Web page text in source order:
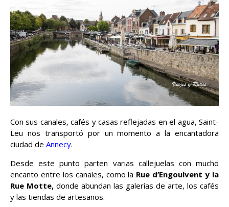
Con sus canales, cafés y casas reflejadas en el agua, Saint-
Leu nos transportó por un momento a la encantadora
ciudad de Annecy.
Desde este punto parten varias callejuelas con mucho
encanto entre los canales, como la Rue d’Engoulvent y la
Rue Motte, donde abundan las galerías de arte, los cafés
y las tiendas de artesanos.